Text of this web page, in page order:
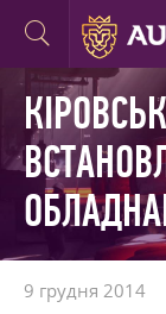
9 грудня 2014